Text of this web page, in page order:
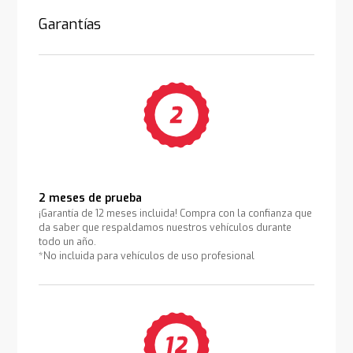
Garantías
2 meses de prueba
¡Garantía de 12 meses incluida! Compra con la confianza que
da saber que respaldamos nuestros vehículos durante
todo un año.
*No incluida para vehículos de uso profesional